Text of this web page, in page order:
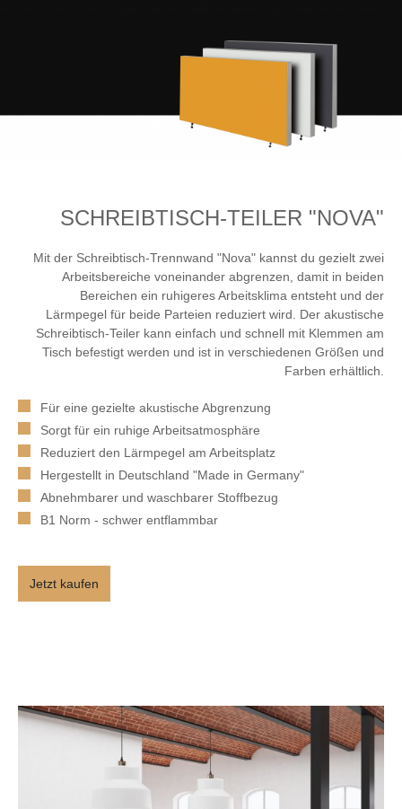
SCHREIBTISCH-TEILER "NOVA"
Mit der Schreibtisch-Trennwand "Nova" kannst du gezielt zwei
Arbeitsbereiche voneinander abgrenzen, damit in beiden
Bereichen ein ruhigeres Arbeitsklima entsteht und der
Lärmpegel für beide Parteien reduziert wird. Der akustische
Schreibtisch-Teiler kann einfach und schnell mit Klemmen am
Tisch befestigt werden und ist in verschiedenen Größen und
Farben erhältlich.
Für eine gezielte akustische Abgrenzung
Sorgt für ein ruhige Arbeitsatmosphäre
Reduziert den Lärmpegel am Arbeitsplatz
Hergestellt in Deutschland "Made in Germany"
Abnehmbarer und waschbarer Stoffbezug
B1 Norm - schwer entflammbar
Jetzt kaufen